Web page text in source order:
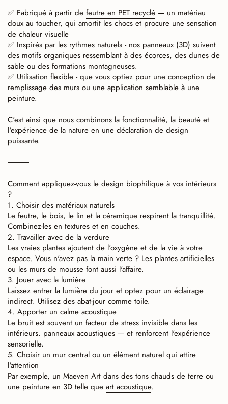
✅ Fabriqué à partir de feutre en PET recyclé — un matériau
doux au toucher, qui amortit les chocs et procure une sensation
de chaleur visuelle
✅ Inspirés par les rythmes naturels - nos panneaux (3D) suivent
des motifs organiques ressemblant à des écorces, des dunes de
sable ou des formations montagneuses.
✅ Utilisation flexible - que vous optiez pour une conception de
remplissage des murs ou une application semblable à une
peinture.
C'est ainsi que nous combinons la fonctionnalité, la beauté et
l'expérience de la nature en une déclaration de design
puissante.
⸻
Comment appliquez-vous le design biophilique à vos intérieurs
?
1. Choisir des matériaux naturels
Le feutre, le bois, le lin et la céramique respirent la tranquillité.
Combinez-les en textures et en couches.
2. Travailler avec de la verdure
Les vraies plantes ajoutent de l'oxygène et de la vie à votre
espace. Vous n'avez pas la main verte ? Les plantes artificielles
ou les murs de mousse font aussi l'affaire.
3. Jouer avec la lumière
Laissez entrer la lumière du jour et optez pour un éclairage
indirect. Utilisez des abat-jour comme toile.
4. Apporter un calme acoustique
Le bruit est souvent un facteur de stress invisible dans les
intérieurs. panneaux acoustiques — et renforcent l'expérience
sensorielle.
5. Choisir un mur central ou un élément naturel qui attire
l'attention
Par exemple, un Maeven Art dans des tons chauds de terre ou
une peinture en 3D telle que art acoustique.